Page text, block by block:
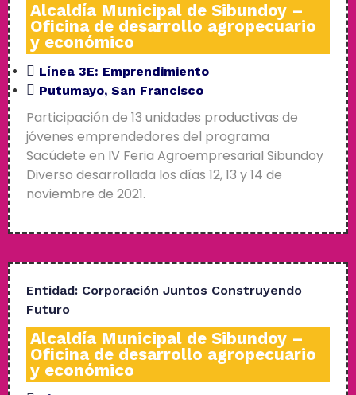
Alcaldía Municipal de Sibundoy –
Oficina de desarrollo agropecuario
y económico
Línea 3E: Emprendimiento
Putumayo, San Francisco
Participación de 13 unidades productivas de
jóvenes emprendedores del programa
Sacúdete en IV Feria Agroempresarial Sibundoy
Diverso desarrollada los días 12, 13 y 14 de
noviembre de 2021.
Entidad: Corporación Juntos Construyendo
Futuro
Alcaldía Municipal de Sibundoy –
Oficina de desarrollo agropecuario
y económico